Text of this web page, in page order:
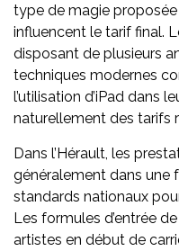
type de magie
influencent le tarif final.
disposant de plusieurs
techniques modernes
l’utilisation d’iPad dans
naturellement des tarifs
Dans l’Hérault, les
généralement dans une
standards nationaux
Les formules d’entrée
artistes en début de